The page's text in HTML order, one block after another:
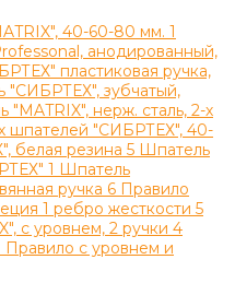
40-60-80 мм. 1
анодированный,
пластиковая ручка,
"СИБРТЕХ", зубчатый,
"MATRIX", нерж. сталь, 2-х
шпателей "СИБРТЕХ", 40-
белая резина 5 Шпатель
1 Шпатель
ручка 6 Правило
1 ребро жесткости 5
c уровнем, 2 ручки 4
Правило с уровнем и